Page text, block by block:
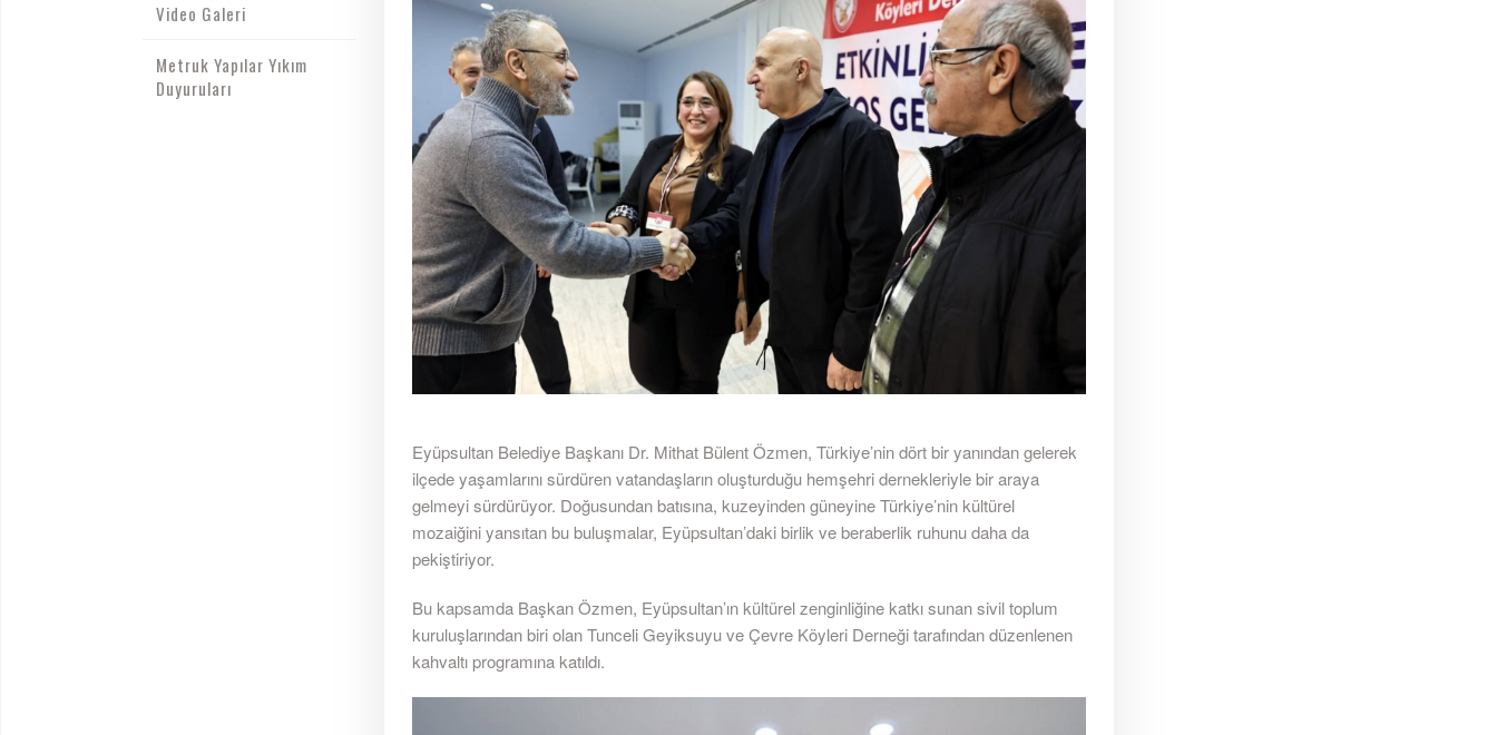
Video Galeri
Metruk Yapılar Yıkım
Duyuruları
Eyüpsultan Belediye Başkanı Dr. Mithat Bülent Özmen, Türkiye’nin dört bir yanından gelerek
ilçede yaşamlarını sürdüren vatandaşların oluşturduğu hemşehri dernekleriyle bir araya
gelmeyi sürdürüyor. Doğusundan batısına, kuzeyinden güneyine Türkiye’nin kültürel
mozaiğini yansıtan bu buluşmalar, Eyüpsultan’daki birlik ve beraberlik ruhunu daha da
pekiştiriyor.
Bu kapsamda Başkan Özmen, Eyüpsultan’ın kültürel zenginliğine katkı sunan sivil toplum
kuruluşlarından biri olan Tunceli Geyiksuyu ve Çevre Köyleri Derneği tarafından düzenlenen
kahvaltı programına katıldı.